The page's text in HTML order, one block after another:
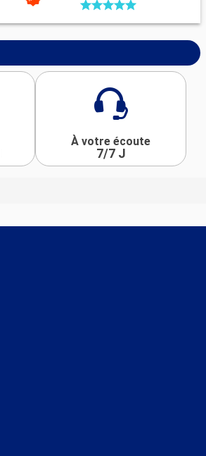
À votre écoute
7/7 J